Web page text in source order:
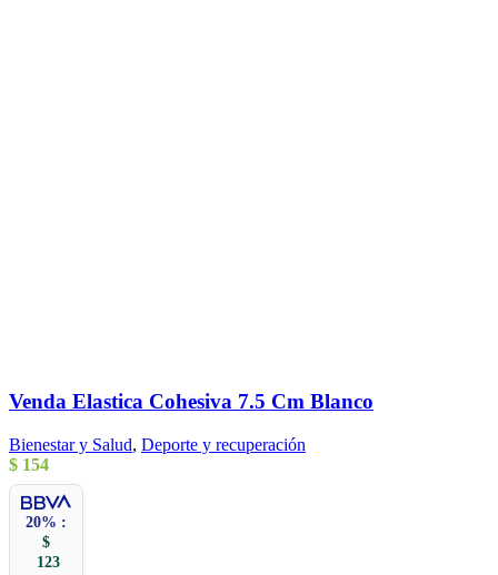
Venda Elastica Cohesiva 7.5 Cm Blanco
Bienestar y Salud, Deporte y recuperación
$ 154
20% :
$
123